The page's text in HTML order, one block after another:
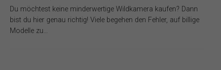
Du möchtest keine minderwertige Wildkamera kaufen? Dann
bist du hier genau richtig! Viele begehen den Fehler, auf billige
Modelle zu…